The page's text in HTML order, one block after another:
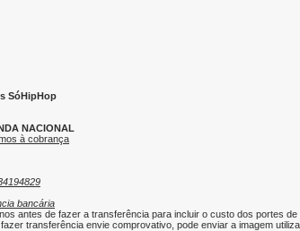
SóHipHop
NACIONAL
à cobrança
bancária
antes de fazer a transferência para incluir o custo dos portes de
transferência envie comprovativo, pode enviar a imagem